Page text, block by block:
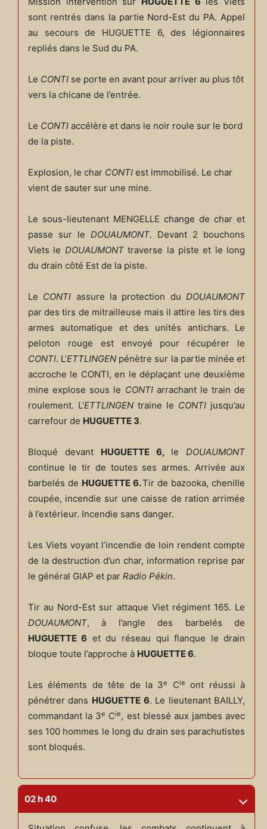
sont rentrés dans la partie Nord-Est du PA. Appel
au secours de HUGUETTE 6, des légionnaires
repliés dans le Sud du PA.
Le CONTIse porte en avant pour arriver au plus tôt
vers la chicane de l’entrée.
Le CONTIaccélère et dans le noir roule sur le bord
de la piste.
Explosion, le char CONTIest immobilisé. Le char
vient de sauter sur une mine.
Le sous-lieutenant MENGELLE change de char et
passe sur le DOUAUMONT. Devant 2 bouchons
Viets le DOUAUMONTtraverse la piste et le long
du drain côté Est de la piste.
Le CONTI assure la protection duDOUAUMONT
par des tirs de mitrailleuse mais il attire les tirs des
armes automatique et des unités antichars. Le
peloton rouge est envoyé pour récupérer le
CONTI. L’ETTLINGEN pénètre sur la partie minée et
accroche le CONTI, en le déplaçant une deuxième
mine explose sous le CONTIarrachant le train de
roulement. L’ETTLINGENtraine le CONTI jusqu’au
carrefour de HUGUETTE 3.
Bloqué devant HUGUETTE 6, leDOUAUMONT
continue le tir de toutes ses armes. Arrivée aux
barbelés de HUGUETTE 6.Tir de bazooka, chenille
coupée, incendie sur une caisse de ration arrimée
à l’extérieur. Incendie sans danger.
Les Viets voyant l’incendie de loin rendent compte
de la destruction d’un char, information reprise par
le général GIAP et par Radio Pékin.
Tir au Nord-Est sur attaque Viet régiment 165. Le
DOUAUMONT, à l’angle des barbelés de
HUGUETTE 6 et du réseau qui flanque le drain
bloque toute l’approche à HUGUETTE 6.
Les éléments de tête de la 3e Cie
ont réussi à
pénétrer dans HUGUETTE 6. Le lieutenant BAILLY,
commandant la 3e Cie, est blessé aux jambes avec
ses 100 hommes le long du drain ses parachutistes
sont bloqués.
02 h 40